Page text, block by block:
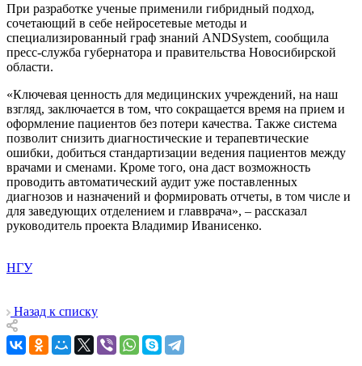
При разработке ученые применили гибридный подход,
сочетающий в себе нейросетевые методы и
специализированный граф знаний ANDSystem, сообщила
пресс-служба губернатора и правительства Новосибирской
области.
«Ключевая ценность для медицинских учреждений, на наш
взгляд, заключается в том, что сокращается время на прием и
оформление пациентов без потери качества. Также система
позволит снизить диагностические и терапевтические
ошибки, добиться стандартизации ведения пациентов между
врачами и сменами. Кроме того, она даст возможность
проводить автоматический аудит уже поставленных
диагнозов и назначений и формировать отчеты, в том числе и
для заведующих отделением и главврача», – рассказал
руководитель проекта Владимир Иванисенко.
НГУ
Назад к списку